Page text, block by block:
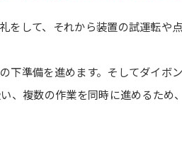
をして、それから装置の試運転や
下準備を進めます。そしてダイボ
、複数の作業を同時に進めるた